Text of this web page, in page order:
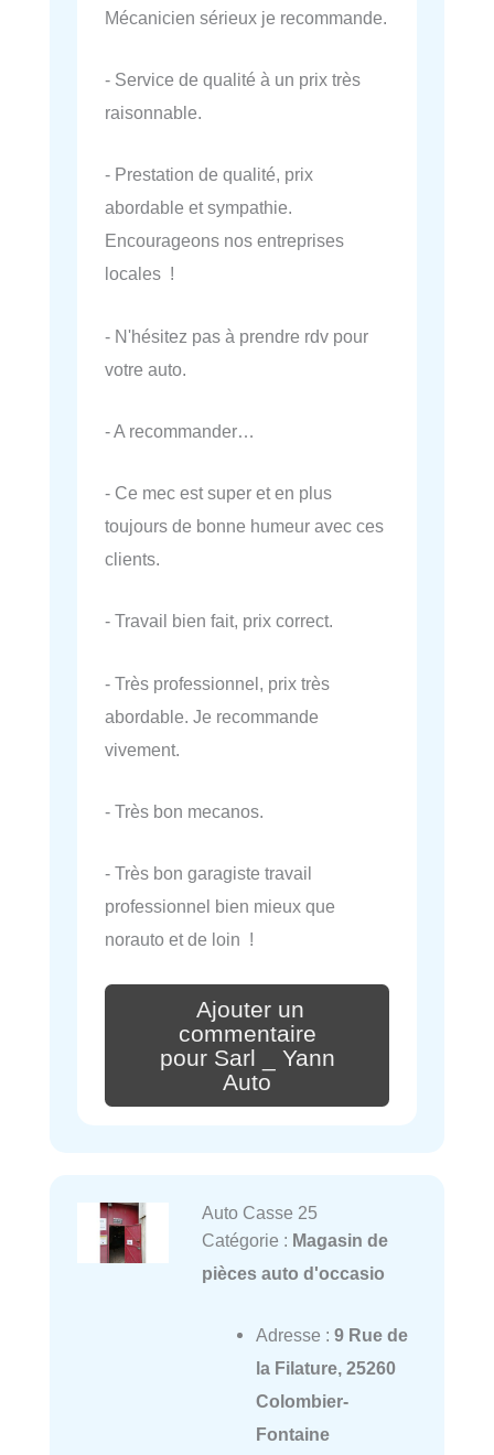
Mécanicien sérieux je recommande.
- Service de qualité à un prix très
raisonnable.
- Prestation de qualité, prix
abordable et sympathie.
Encourageons nos entreprises
locales !
- N'hésitez pas à prendre rdv pour
votre auto.
- A recommander…
- Ce mec est super et en plus
toujours de bonne humeur avec ces
clients.
- Travail bien fait, prix correct.
- Très professionnel, prix très
abordable. Je recommande
vivement.
- Très bon mecanos.
- Très bon garagiste travail
professionnel bien mieux que
norauto et de loin !
Ajouter un
commentaire
pour Sarl _ Yann
Auto
Auto Casse 25
Catégorie : Magasin de
pièces auto d'occasio
Adresse : 9 Rue de
la Filature, 25260
Colombier-
Fontaine